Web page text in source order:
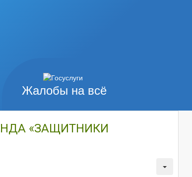
Жалобы на всё
«ЗАЩИТНИКИ